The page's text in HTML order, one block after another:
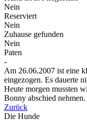
Nein
Reserviert
Nein
Zuhause gefunden
Nein
Paten
-
Am 26.06.2007 ist eine
eingezogen. Es dauerte
Heute morgen mussten
Bonny abschied nehmen.
Zurück
Die Hunde